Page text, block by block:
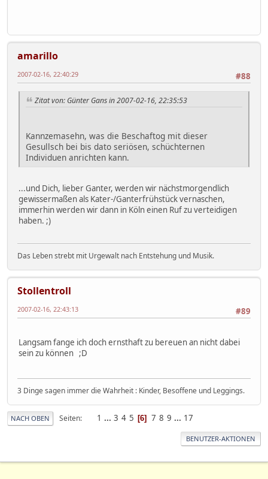
amarillo
#88
2007-02-16, 22:40:29
Zitat von: Günter Gans in 2007-02-16, 22:35:53
Kannzemasehn, was die Beschaftog mit dieser
Gesullsch bei bis dato seriösen, schüchternen
Individuen anrichten kann.
...und Dich, lieber Ganter, werden wir nächstmorgendlich
gewissermaßen als Kater-/Ganterfrühstück vernaschen,
immerhin werden wir dann in Köln einen Ruf zu verteidigen
haben. ;)
Das Leben strebt mit Urgewalt nach Entstehung und Musik.
Stollentroll
#89
2007-02-16, 22:43:13
Langsam fange ich doch ernsthaft zu bereuen an nicht dabei
sein zu können ;D
3 Dinge sagen immer die Wahrheit : Kinder, Besoffene und Leggings.
NACH OBEN Seiten 1 ... 3 4 5 6 7 8 9 ... 17
BENUTZER-AKTIONEN